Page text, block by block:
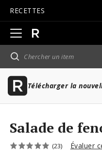
RECETTES
Ouvrir
la
navigation
principale
Télécharger la
Salade de
(23) Évaluer